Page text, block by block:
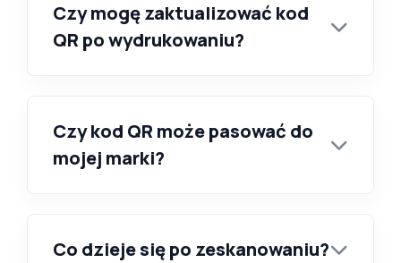
Czy mogę zaktualizować kod
QR po wydrukowaniu?
Czy kod QR może pasować do
mojej marki?
Co dzieje się po zeskanowaniu?